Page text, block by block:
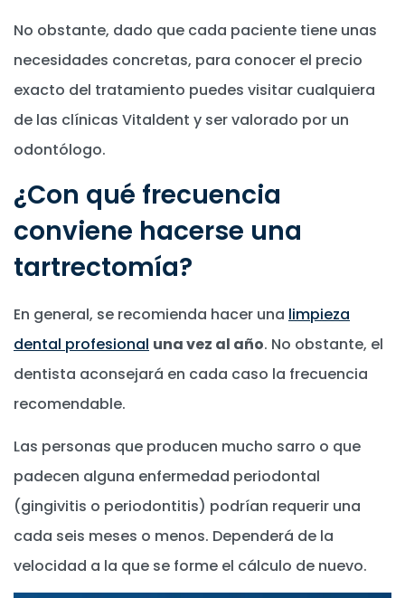
No obstante, dado que cada paciente tiene unas
necesidades concretas, para conocer el precio
exacto del tratamiento puedes visitar cualquiera
de las clínicas Vitaldent y ser valorado por un
odontólogo.
¿Con qué frecuencia
conviene hacerse una
tartrectomía?
En general, se recomienda hacer una limpieza
dental profesional una vez al año. No obstante, el
dentista aconsejará en cada caso la frecuencia
recomendable.
Las personas que producen mucho sarro o que
padecen alguna enfermedad periodontal
(gingivitis o periodontitis) podrían requerir una
cada seis meses o menos. Dependerá de la
velocidad a la que se forme el cálculo de nuevo.